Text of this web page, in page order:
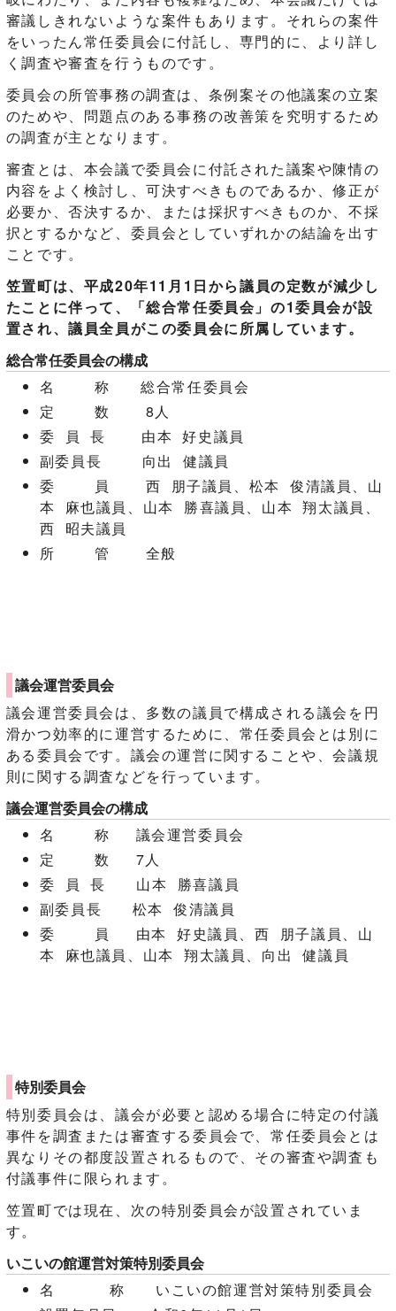
審議しきれないような案件もあります。それらの案件
をいったん常任委員会に付託し、専門的に、より詳し
く調査や審査を行うものです。
委員会の所管事務の調査は、条例案その他議案の立案
のためや、問題点のある事務の改善策を究明するため
の調査が主となります。
審査とは、本会議で委員会に付託された議案や陳情の
内容をよく検討し、可決すべきものであるか、修正が
必要か、否決するか、または採択すべきものか、不採
択とするかなど、委員会としていずれかの結論を出す
ことです。
笠置町は、平成20年11月1日から議員の定数が減少し
たことに伴って、「総合常任委員会」の1委員会が設
置され、議員全員がこの委員会に所属しています。
総合常任委員会の構成
名 称 総合常任委員会
定 数 8人
委 員 長 由本 好史議員
副委員長 向出 健議員
委 員 西 朋子議員、松本 俊清議員、山
本 麻也議員、山本 勝喜議員、山本 翔太議員、
西 昭夫議員
所 管 全般
議会運営委員会
議会運営委員会は、多数の議員で構成される議会を円
滑かつ効率的に運営するために、常任委員会とは別に
ある委員会です。議会の運営に関することや、会議規
則に関する調査などを行っています。
議会運営委員会の構成
名 称 議会運営委員会
定 数 7人
委 員 長 山本 勝喜議員
副委員長 松本 俊清議員
委 員 由本 好史議員、西 朋子議員、山
本 麻也議員、山本 翔太議員、向出 健議員
特別委員会
特別委員会は、議会が必要と認める場合に特定の付議
事件を調査または審査する委員会で、常任委員会とは
異なりその都度設置されるもので、その審査や調査も
付議事件に限られます。
笠置町では現在、次の特別委員会が設置されていま
す。
いこいの館運営対策特別委員会
名 称 いこいの館運営対策特別委員会